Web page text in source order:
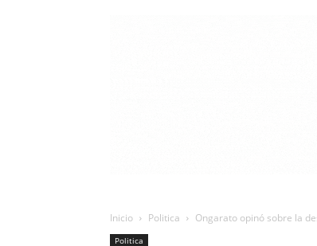
Inicio Politica Ongarato opinó sobre la
Politica